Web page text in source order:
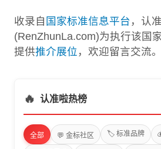
收录自 国家标准信息平台 ，认
(RenZhunLa.com)为执行该国
提供推介展位 ，欢迎留言交流。
🔥 认准啦热榜
全部 💬 金标社区 🏷️ 标准品牌